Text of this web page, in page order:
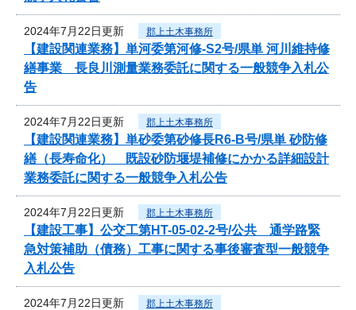
2024年7月22日更新 郡上土木事務所
【建設関連業務】単河委第河修-S2号/県単 河川維持修
繕事業 長良川測量業務委託に関する一般競争入札公
告
2024年7月22日更新 郡上土木事務所
【建設関連業務】単砂委第砂修長R6-B号/県単 砂防修
繕（長寿命化） 既設砂防堰堤補修にかかる詳細設計
業務委託に関する一般競争入札公告
2024年7月22日更新 郡上土木事務所
【建設工事】公交工第HT-05-02-2号/公共 通学路緊
急対策補助（債務）工事に関する事後審査型一般競争
入札公告
2024年7月22日更新 郡上土木事務所